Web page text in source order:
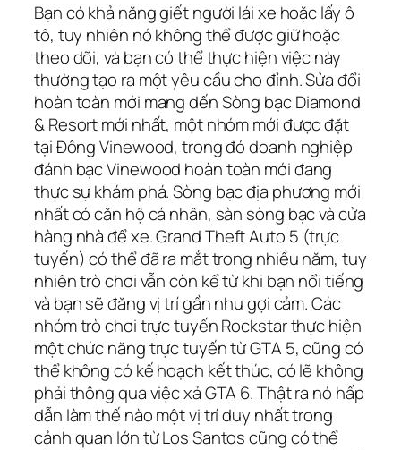
Bạn có khả năng giết người lái xe hoặc lấy ô
tô, tuy nhiên nó không thể được giữ hoặc
theo dõi, và bạn có thể thực hiện việc này
thường tạo ra một yêu cầu cho đỉnh. Sửa đổi
hoàn toàn mới mang đến Sòng bạc Diamond
& Resort mới nhất, một nhóm mới được đặt
tại Đông Vinewood, trong đó doanh nghiệp
đánh bạc Vinewood hoàn toàn mới đang
thực sự khám phá. Sòng bạc địa phương mới
nhất có căn hộ cá nhân, sàn sòng bạc và cửa
hàng nhà để xe.Grand Theft Auto 5 (trực
tuyến) có thể đã ra mắt trong nhiều năm, tuy
nhiên trò chơi vẫn còn kể từ khi bạn nổi tiếng
và bạn sẽ đăng vị trí gần như gợi cảm. Các
nhóm trò chơi trực tuyến Rockstar thực hiện
một chức năng trực tuyến từ GTA 5, cũng có
thể không có kế hoạch kết thúc, có lẽ không
phải thông qua việc xả GTA 6. Thật ra nó hấp
dẫn làm thế nào một vị trí duy nhất trong
cảnh quan lớn từ Los Santos cũng có thể